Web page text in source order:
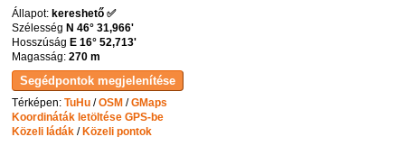
Állapot: kereshető ✅
Szélesség N 46° 31,966'
Hosszúság E 16° 52,713'
Magasság:270 m
Térképen:TuHu /OSM /GMaps
Koordináták letöltése GPS-be
Közeli ládák / Közeli pontok